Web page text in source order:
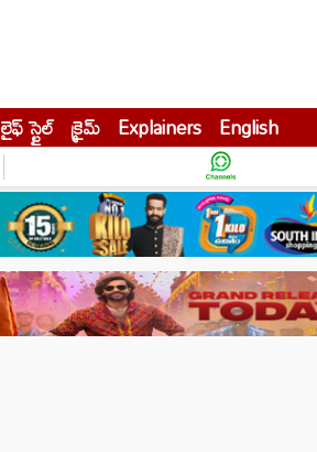
లైఫ్ స్టైల్ క్రైమ్ Explainers English